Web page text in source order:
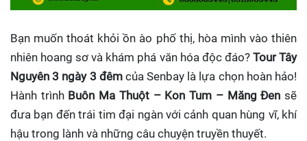
Bạn muốn thoát khỏi ồn ào phố thị, hòa mình vào thiên
nhiên hoang sơ và khám phá văn hóa độc đáo? Tour Tây
Nguyên 3 ngày 3 đêmcủa Senbay là lựa chọn hoàn hảo!
Hành trình Buôn Ma Thuột – Kon Tum – Măng Đen sẽ
đưa bạn đến trái tim đại ngàn với cảnh quan hùng vĩ, khí
hậu trong lành và những câu chuyện truyền thuyết.